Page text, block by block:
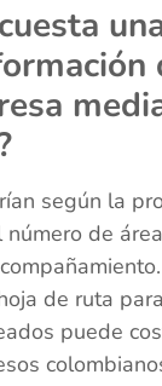
según la
de
de ruta
puede